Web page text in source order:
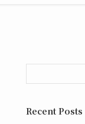
Recent Posts